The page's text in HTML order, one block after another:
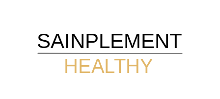
HEALTHY
SAINPLEMENT